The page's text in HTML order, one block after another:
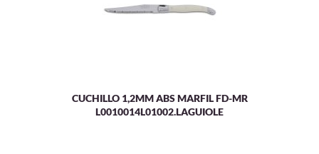
CUCHILLO 1,2MM ABS MARFIL FD-MR
L0010014L01002.LAGUIOLE